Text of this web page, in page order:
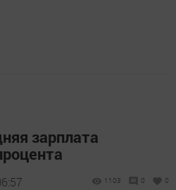
зарплата
1103 0 0